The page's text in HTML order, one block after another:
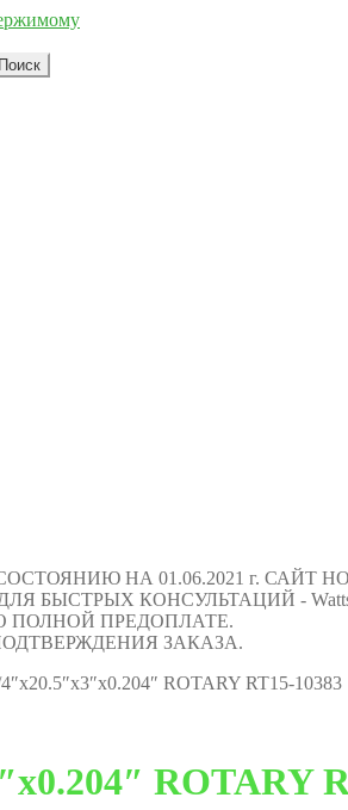
Поиск
НА 01.06.2021 г.
БЫСТРЫХ КОНСУЛЬТАЦИЙ -
ПОЛНОЙ ПРЕДОПЛАТЕ.
ЗАКАЗА.
ROTARY RT15-10383
ROTARY